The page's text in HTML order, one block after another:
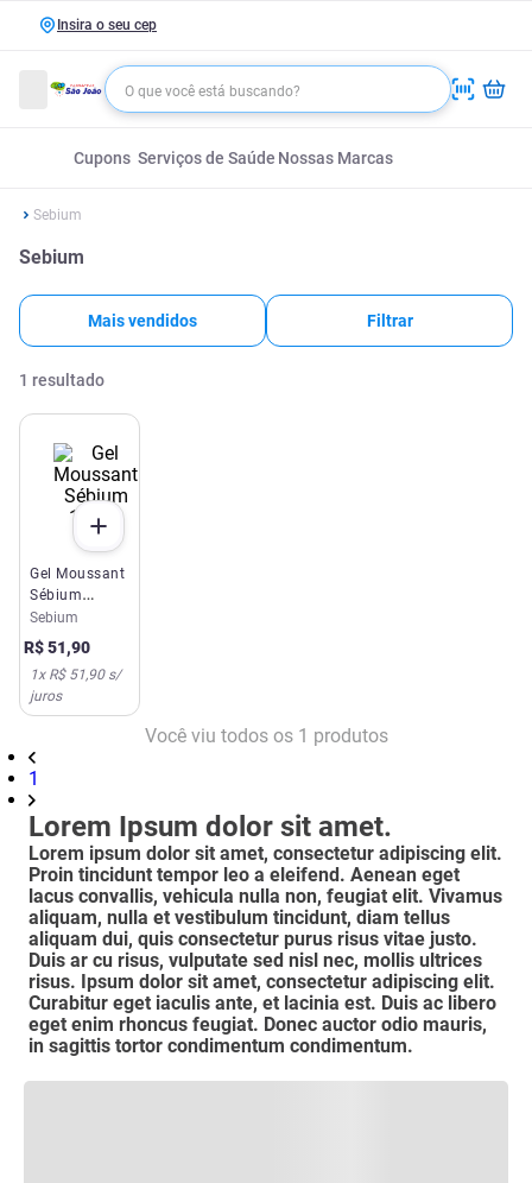
Insira o seu cep
Cupons Serviços de Saúde Nossas Marcas
Sebium
Sebium
Mais vendidos Filtrar
1 resultado
Gel Moussant
Sébium
100ml
Sebium
R$51,90
1x R$ 51,90s/
juros
Você viu todos os 1 produtos
1
Lorem Ipsum dolor sit amet.
Lorem ipsum dolor sit amet, consectetur adipiscing elit.
Proin tincidunt tempor leo a eleifend. Aenean eget
lacus convallis, vehicula nulla non, feugiat elit. Vivamus
aliquam, nulla et vestibulum tincidunt, diam tellus
aliquam dui, quis consectetur purus risus vitae justo.
Duis ar cu risus, vulputate sed nisl nec, mollis ultrices
risus. Ipsum dolor sit amet, consectetur adipiscing elit.
Curabitur eget iaculis ante, et lacinia est. Duis ac libero
eget enim rhoncus feugiat. Donec auctor odio mauris,
in sagittis tortor condimentum condimentum.